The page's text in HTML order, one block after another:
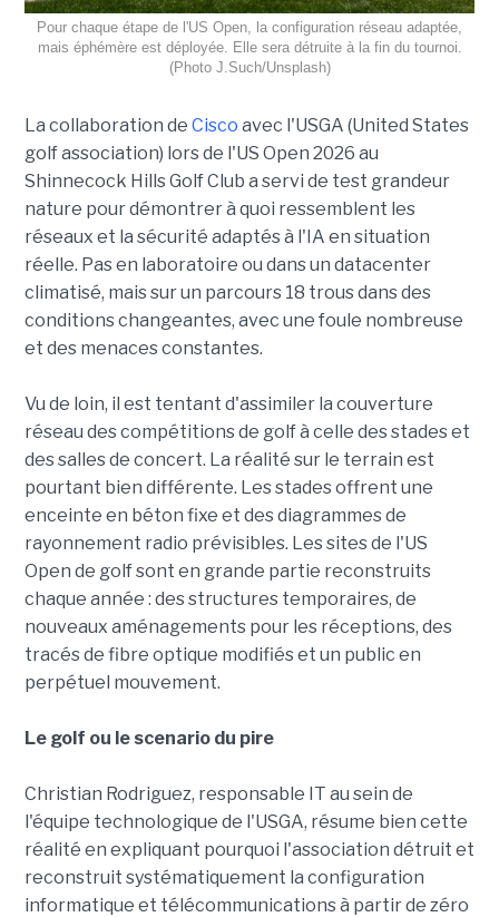
Pour chaque étape de l'US Open, la configuration réseau adaptée,
mais éphémère est déployée. Elle sera détruite à la fin du tournoi.
(Photo J.Such/Unsplash)
La collaboration de Cisco avec l'USGA (United States
golf association) lors de l'US Open 2026 au
Shinnecock Hills Golf Club a servi de test grandeur
nature pour démontrer à quoi ressemblent les
réseaux et la sécurité adaptés à l'IA en situation
réelle. Pas en laboratoire ou dans un datacenter
climatisé, mais sur un parcours 18 trous dans des
conditions changeantes, avec une foule nombreuse
et des menaces constantes.
Vu de loin, il est tentant d'assimiler la couverture
réseau des compétitions de golf à celle des stades et
des salles de concert. La réalité sur le terrain est
pourtant bien différente. Les stades offrent une
enceinte en béton fixe et des diagrammes de
rayonnement radio prévisibles. Les sites de l'US
Open de golf sont en grande partie reconstruits
chaque année : des structures temporaires, de
nouveaux aménagements pour les réceptions, des
tracés de fibre optique modifiés et un public en
perpétuel mouvement.
Le golf ou le scenario du pire
Christian Rodriguez, responsable IT au sein de
l'équipe technologique de l'USGA, résume bien cette
réalité en expliquant pourquoi l'association détruit et
reconstruit systématiquement la configuration
informatique et télécommunications à partir de zéro